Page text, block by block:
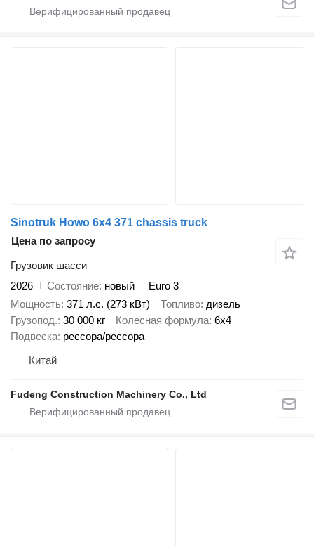
Sinotruk Howo 6x4 371 chassis truck
Цена по запросу
Грузовик шасси
2026
Состояние новый
Euro 3
Мощность 371 л.с. (273 кВт) Топливо дизель
Грузопод. 30 000 кг Колесная формула 6x4
Подвеска рессора/рессора
Китай
Fudeng Construction Machinery Co., Ltd